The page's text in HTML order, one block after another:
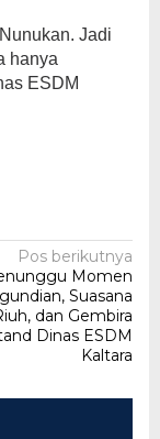
Jadi
hanya
ESDM
Pos berikutnya
Momen
Suasana
dan Gembira
Dinas ESDM
Kaltara